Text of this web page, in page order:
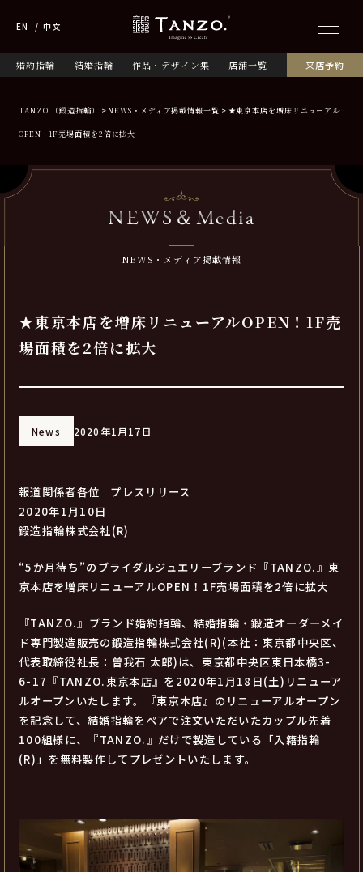
婚約指輪 結婚指輪 作品・デザイン集 店舗一覧 来店予約
EN 中文
TANZO.（鍛造指輪） NEWS・メディア掲載情報一覧 ★東京本店を増床リニューアル
OPEN！1F売場面積を2倍に拡大
NEWS＆Media
NEWS・メディア掲載情報
★東京本店を増床リニューアルOPEN！1F売
場面積を2倍に拡大
News 2020年1月17日
報道関係者各位 プレスリリース
2020年1月10日
鍛造指輪株式会社(R)
“5か月待ち”のブライダルジュエリーブランド『TANZO.』東
京本店を増床リニューアルOPEN！1F売場面積を2倍に拡大
『TANZO.』ブランド婚約指輪、結婚指輪・鍛造オーダーメイ
ド専門製造販売の鍛造指輪株式会社(R)(本社：東京都中央区、
代表取締役社長：曽我石 太郎)は、東京都中央区東日本橋3-
6-17『TANZO.東京本店』を2020年1月18日(土)リニューア
ルオープンいたします。『東京本店』のリニューアルオープン
を記念して、結婚指輪をペアで注文いただいたカップル先着
100組様に、『TANZO.』だけで製造している「入籍指輪
(R)」を無料製作してプレゼントいたします。